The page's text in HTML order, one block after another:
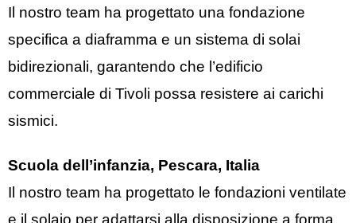
Il nostro team ha progettato una fondazione
specifica a diaframma e un sistema di solai
bidirezionali, garantendo che l’edificio
commerciale di Tivoli possa resistere ai carichi
sismici.
Scuola dell’infanzia, Pescara, Italia
Il nostro team ha progettato le fondazioni ventilate
e il solaio per adattarsi alla disposizione a forma